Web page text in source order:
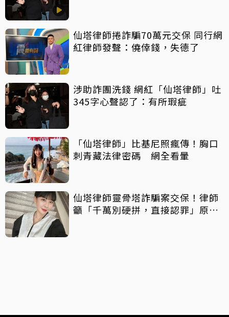
仙塔律師捲詐騙70萬元交保 同行網
紅律師發聲：僥倖錢，失德了
涉助詐團洗錢 網紅「仙塔律師」吐
345字心聲認了：有所瑕疵
「仙塔律師」比基尼照瘋傳！胸口
刺青藏法律密碼 網全看暈
仙塔律師靈骨塔詐騙案交保！律師
籲「千萬別硬拼，直接認罪」原因